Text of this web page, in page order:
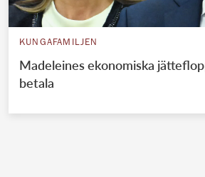
KUNGAFAMILJEN
Madeleines ekonomiska
betala